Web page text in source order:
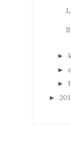
►
►
►
►